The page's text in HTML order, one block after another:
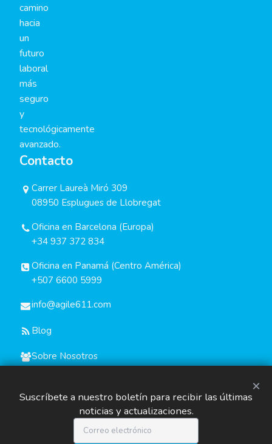
camino
hacia
un
futuro
laboral
más
seguro
y
tecnológicamente
avanzado.
Contacto
Carrer Laureà Miró 309
08950 Esplugues de Llobregat
Oficina en Barcelona (Europa)
+34 937 372 834
Oficina en Panamá (Centro América)
+507 6600 5999
info@agile611.com
Blog
Sobre Nosotros
© Copyright 2019-2026 Agile611 | Todos los derechos
reservados.
Orgullosamente funcionando con
Suscríbete a nuestro boletín para recibir las últimas
noticias y actualizaciones.
×